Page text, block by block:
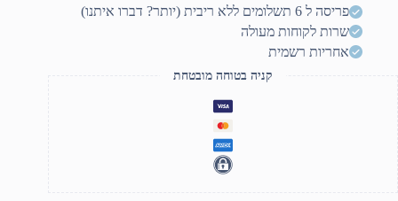
פריסה ל 6 תשלומים ללא ריבית (יותר? דברו איתנו)
שרות לקוחות מעולה
אחריות רשמית
קניה בטוחה מובטחת